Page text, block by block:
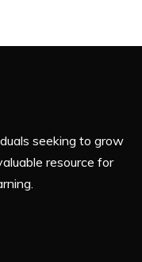
seeking to grow
resource for